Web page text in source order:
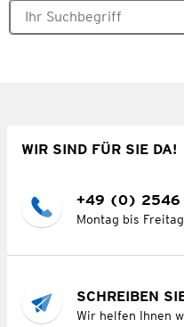
WIR SIND FÜR SIE DA!
+49 (0) 2546
Montag bis
SCHREIBEN
Wir helfen Ihnen